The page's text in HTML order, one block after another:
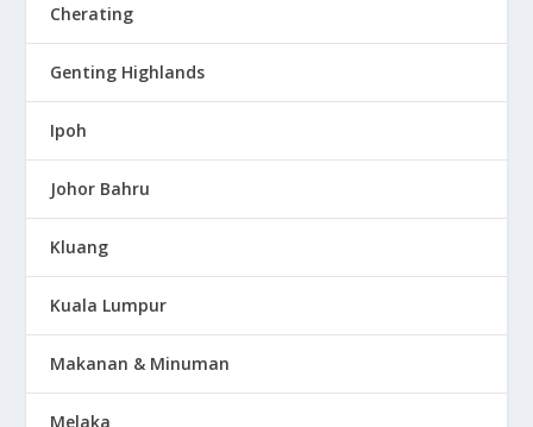
Cherating
Genting Highlands
Ipoh
Johor Bahru
Kluang
Kuala Lumpur
Makanan & Minuman
Melaka